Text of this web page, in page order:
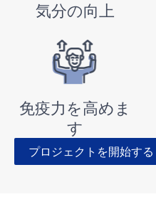
気分の向上
免疫力を高めま
す
プロジェクトを開始する